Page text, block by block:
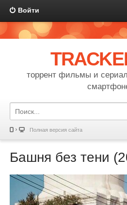
Войти
торрент фильмы и
Полная версия сайта
Башня без тени